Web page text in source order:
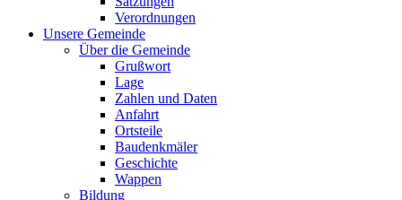
Verordnungen
Unsere Gemeinde
Über die Gemeinde
Grußwort
Lage
Zahlen und Daten
Anfahrt
Ortsteile
Baudenkmäler
Geschichte
Wappen
Bildung